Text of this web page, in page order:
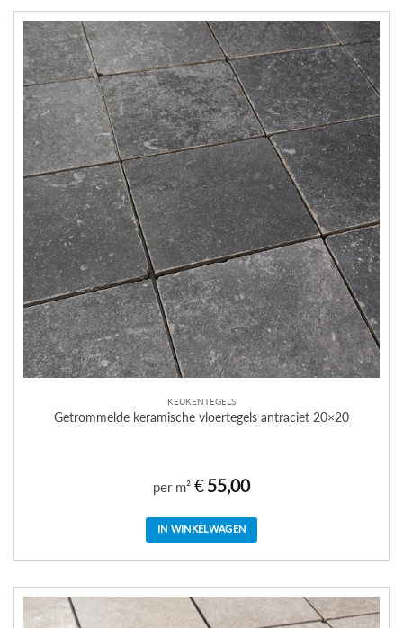
KEUKENTEGELS
Getrommelde keramische vloertegels antraciet 20×20
per m² €55,00
IN WINKELWAGEN